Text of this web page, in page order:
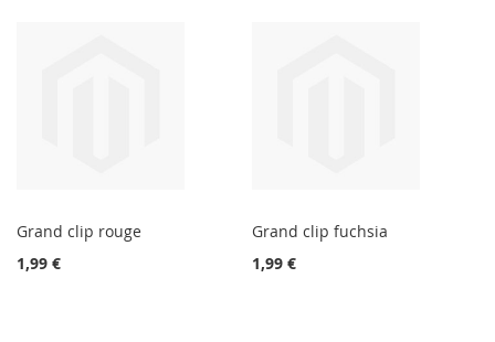
Grand clip rouge
1,99 €
Grand clip fuchsia
1,99 €